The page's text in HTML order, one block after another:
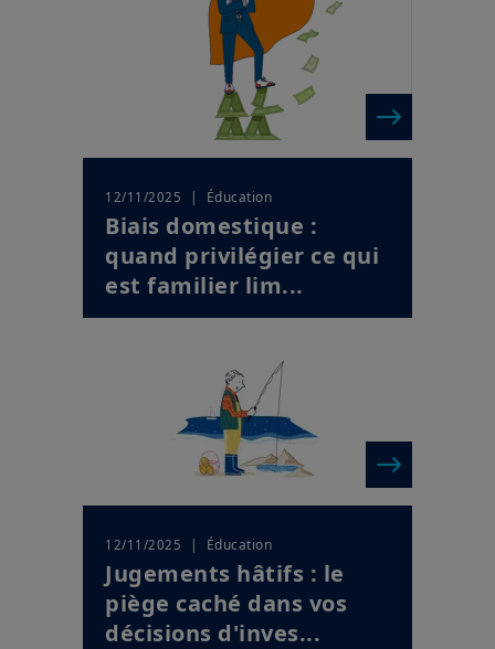
12/11/2025 | Éducation
Biais domestique :
quand privilégier ce qui
est familier lim...
12/11/2025 | Éducation
Jugements hâtifs : le
piège caché dans vos
décisions d'inves...